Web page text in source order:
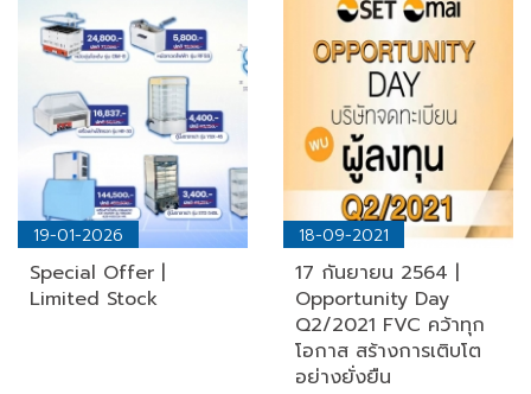
19-01-2026
Special Offer |
Limited Stock
18-09-2021
17 กันยายน 2564 |
Opportunity Day
Q2/2021 FVC คว้าทุก
โอกาส สร้างการเติบโต
อย่างยั่งยืน